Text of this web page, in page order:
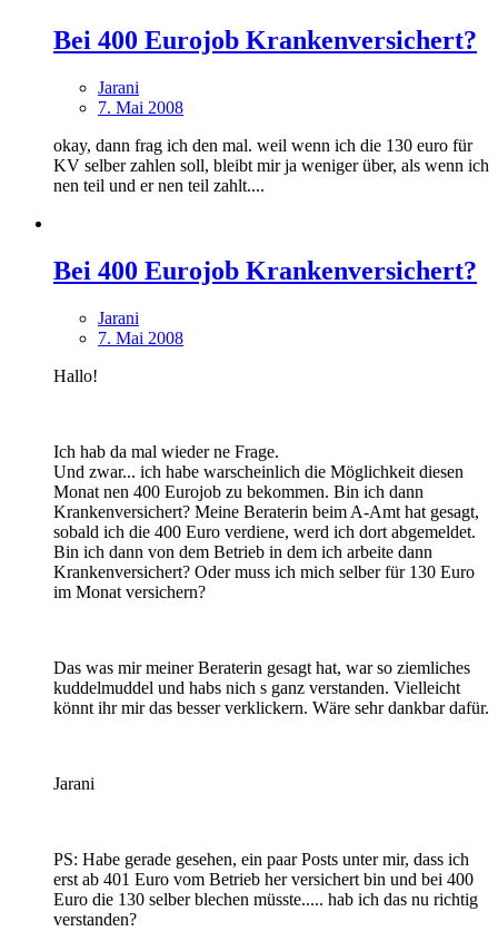
Bei 400 Eurojob Krankenversichert?
Jarani
7. Mai 2008
okay, dann frag ich den mal. weil wenn ich die 130 euro für
KV selber zahlen soll, bleibt mir ja weniger über, als wenn ich
nen teil und er nen teil zahlt....
Bei 400 Eurojob Krankenversichert?
Jarani
7. Mai 2008
Hallo!
Ich hab da mal wieder ne Frage.
Und zwar... ich habe warscheinlich die Möglichkeit diesen
Monat nen 400 Eurojob zu bekommen. Bin ich dann
Krankenversichert? Meine Beraterin beim A-Amt hat gesagt,
sobald ich die 400 Euro verdiene, werd ich dort abgemeldet.
Bin ich dann von dem Betrieb in dem ich arbeite dann
Krankenversichert? Oder muss ich mich selber für 130 Euro
im Monat versichern?
Das was mir meiner Beraterin gesagt hat, war so ziemliches
kuddelmuddel und habs nich s ganz verstanden. Vielleicht
könnt ihr mir das besser verklickern. Wäre sehr dankbar dafür.
Jarani
PS: Habe gerade gesehen, ein paar Posts unter mir, dass ich
erst ab 401 Euro vom Betrieb her versichert bin und bei 400
Euro die 130 selber blechen müsste..... hab ich das nu richtig
verstanden?